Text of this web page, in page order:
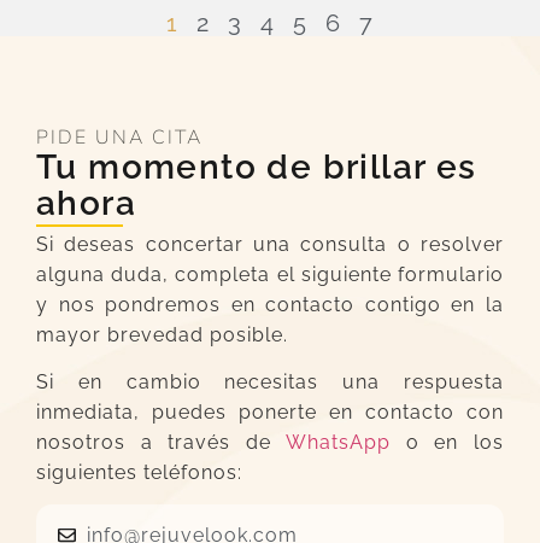
1 2 3 4 5 6 7
PIDE UNA CITA
Tu momento de brillar es
ahora
Si deseas concertar una consulta o resolver
alguna duda, completa el siguiente formulario
y nos pondremos en contacto contigo en la
mayor brevedad posible.
Si en cambio necesitas una respuesta
inmediata, puedes ponerte en contacto con
nosotros a través deWhatsApp o en los
siguientes teléfonos:
info@rejuvelook.com